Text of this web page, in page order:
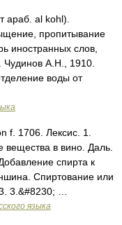
араб. al kohl).
пропитывание
иностранных слов,
Чудинов А.Н., 1910.
воды от
f. 1706. Лексис. 1.
в вино. Даль.
спирта к
Спиртование или
3.&#8230; …
языка